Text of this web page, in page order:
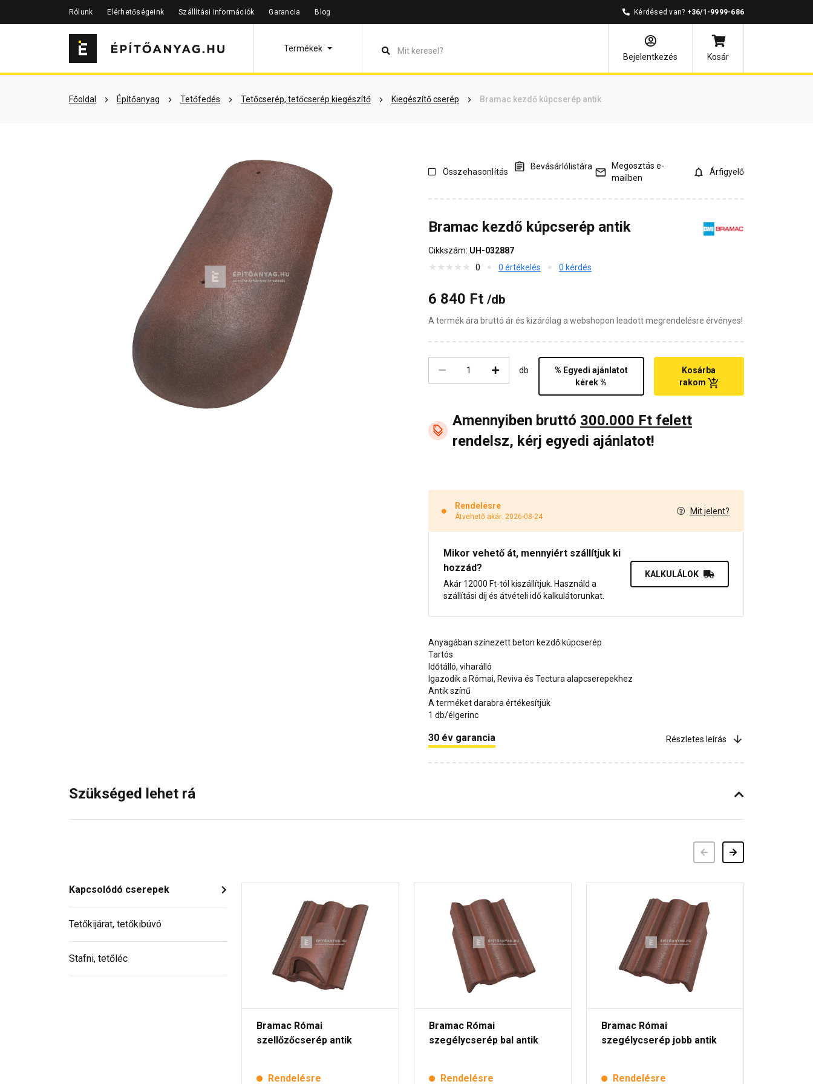
Rólunk Elérhetőségeink Szállítási információk Garancia Blog Kérdésed van? +36/1-9999-686
Termékek
Bejelentkezés
Kosár
Főoldal Építőanyag Tetőfedés Tetőcserép, tetőcserép kiegészítő Kiegészítő cserép Bramac kezdő kúpcserép antik
Szükséged lehet rá Részletes leírás Termékinformáció Dokumentumok Vásárlói vélemények Kérdések és válaszok
Összehasonlítás
Bevásárlólistára
Megosztás e-
mailben
Árfigyelő
Bramac kezdő kúpcserép antik
Cikkszám: UH-032887
0
0 értékelés 0 kérdés
6 840 Ft /db
A termék ára bruttó ár és kizárólag a webshopon leadott megrendelésre érvényes!
db
% Egyedi ajánlatot
kérek %
Kosárba
rakom
Amennyiben bruttó 300.000 Ft felett
rendelsz, kérj egyedi ajánlatot!
Rendelésre
Átvehető akár: 2026-08-24
Mit jelent?
Mikor vehető át, mennyiért szállítjuk ki
hozzád?
Akár 12000 Ft-tól kiszállítjuk. Használd a
szállítási díj és átvételi idő kalkulátorunkat.
KALKULÁLOK
Anyagában színezett beton kezdő kúpcserép
Tartós
Időtálló, viharálló
Igazodik a Római, Reviva és Tectura alapcserepekhez
Antik színű
A terméket darabra értékesítjük
1 db/élgerinc
30 év garancia Részletes leírás
Szükséged lehet rá
Kapcsolódó cserepek
Tetőkijárat, tetőkibúvó
Stafni, tetőléc
Előző Következő
Bramac Római
szellőzőcserép antik
Rendelésre
Bramac Római
szegélycserép bal antik
Rendelésre
Bramac Római
szegélycserép jobb antik
Rendelésre